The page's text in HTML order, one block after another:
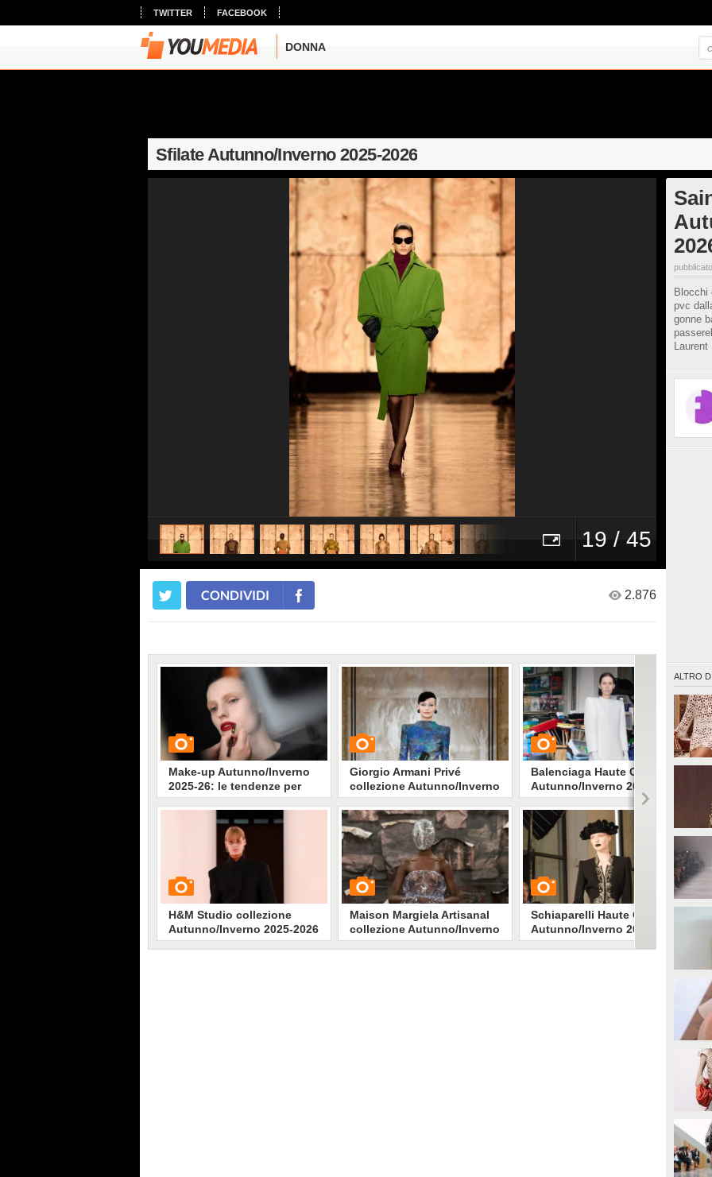
TWITTER FACEBOOK
DONNA
Sfilate Autunno/Inverno 2025-2026
19 / 45
Blocchi
pvc
gonne
Laurent
ALTRO DI
CONDIVIDI 2.876
Make-up Autunno/Inverno
2025-26: le tendenze per
viso, occhi e labbra
3028
H&M Studio collezione
Autunno/Inverno 2025-2026
Giorgio Armani Privé
collezione Autunno/Inverno
2025-2026
GUARDA
1955 • diStile e trend
Maison Margiela Artisanal
collezione Autunno/Inverno
2025-2026
Balenciaga Haute Couture
Autunno/Inverno 2025-2026
GUARDA
15205• di Stile e trend
Schiaparelli Haute Couture
Autunno/Inverno 2025-2026